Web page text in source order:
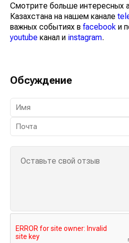
Смотрите больше интересных
Казахстана на нашем канале
важных событиях в facebook и
youtube канал и instagram.
Обсуждение